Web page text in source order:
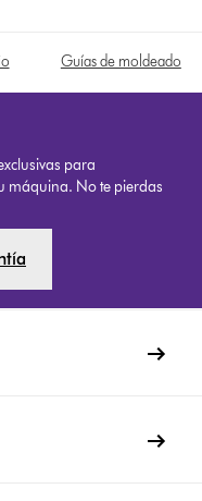
Guías de moldeado
para
máquina. No te pierdas